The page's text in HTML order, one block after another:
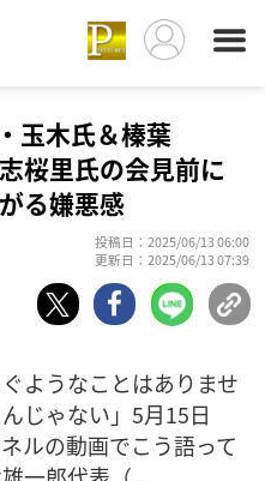
玉木氏＆榛葉
桜里氏の会見前に
る嫌悪感
投稿日：2025/06/13 06:00
更新日：2025/06/13 07:39
ようなことはありませ
じゃない」5月15日
ルの動画でこう語って